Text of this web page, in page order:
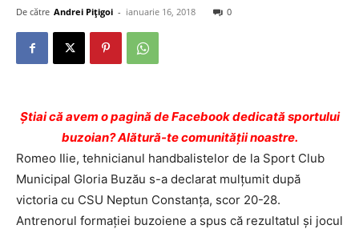
De către Andrei Pițigoi - ianuarie 16, 2018 0
Ştiai că avem o pagină de Facebook dedicată sportului
buzoian? Alătură-te comunității noastre.
Romeo Ilie, tehnicianul handbalistelor de la Sport Club
Municipal Gloria Buzău s-a declarat mulţumit după
victoria cu CSU Neptun Constanţa, scor 20-28.
Antrenorul formaţiei buzoiene a spus că rezultatul şi jocul